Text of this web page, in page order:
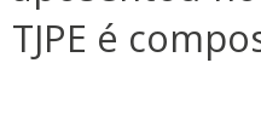
TJPE é